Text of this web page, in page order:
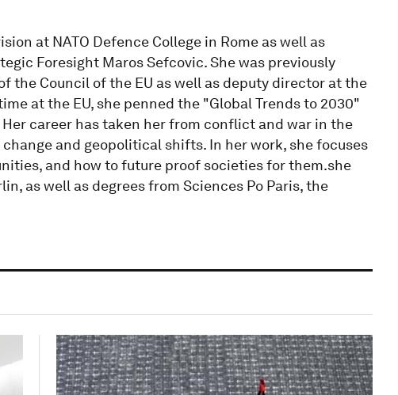
at NATO Defence College in Rome as well as
Foresight Maros Sefcovic. She was previously
the Council of the EU as well as deputy director at the
at the EU, she penned the "Global Trends to 2030"
career has taken her from conflict and war in the
and geopolitical shifts. In her work, she focuses
and how to future proof societies for them.she
as well as degrees from Sciences Po Paris, the